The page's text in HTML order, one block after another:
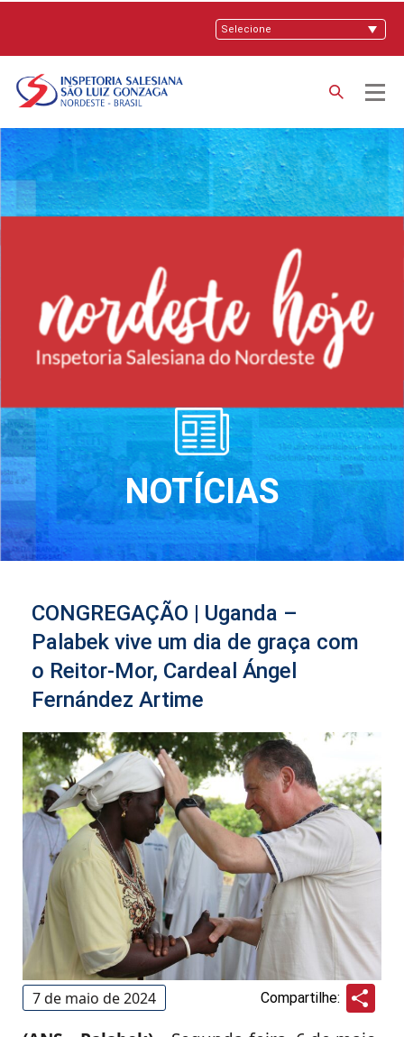
NOTÍCIAS
CONGREGAÇÃO | Uganda –
Palabek vive um dia de graça com
o Reitor-Mor, Cardeal Ángel
Fernández Artime
7 de maio de 2024 Compartilhe: